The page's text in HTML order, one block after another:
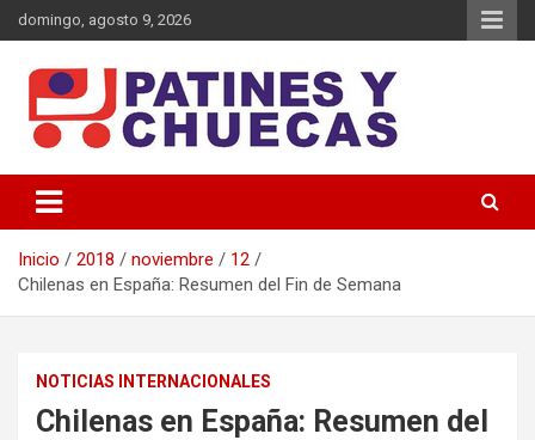
Saltar
al
domingo, agosto 9, 2026
Patines y Chuecas
Inicio 2018 noviembre
12
Chilenas en España: Resumen del Fin de Semana
NOTICIAS INTERNACIONALES
Chilenas en España: Resumen del